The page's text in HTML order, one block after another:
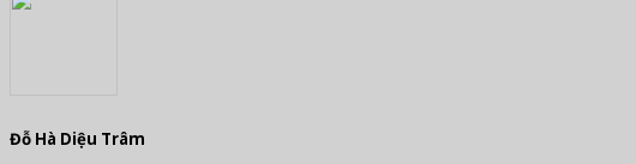
Đỗ Hà Diệu Trâm